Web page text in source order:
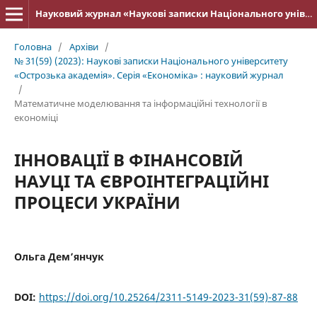
Науковий журнал «Наукові записки Національного університету «Острозька академія»: серія «Економіка»
Головна / Архіви /
№ 31(59) (2023): Нау­кові записки Національного університету
«Ост­розька академія». Серія «Економіка» : науковий журнал
/
Математичне моделювання та інформаційні технології в
економіці
ІННОВАЦІЇ В ФІНАНСОВІЙ
НАУЦІ ТА ЄВРОІНТЕГРАЦІЙНІ
ПРОЦЕСИ УКРАЇНИ
Ольга Дем’янчук
DOI: https://doi.org/10.25264/2311-5149-2023-31(59)-87-88